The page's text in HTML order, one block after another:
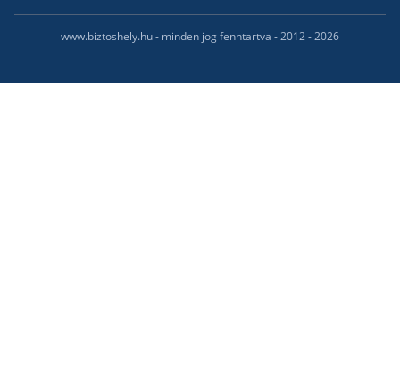
www.biztoshely.hu - minden jog fenntartva - 2012 - 2026